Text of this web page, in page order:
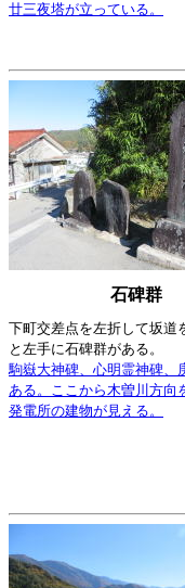
廿三夜塔が立っている。
石碑群
下町交差点を左折して坂道
と左手に石碑群がある。
駒嶽大神碑、心明霊神碑、
ある。ここから木曽川方向
発電所の建物が見える。